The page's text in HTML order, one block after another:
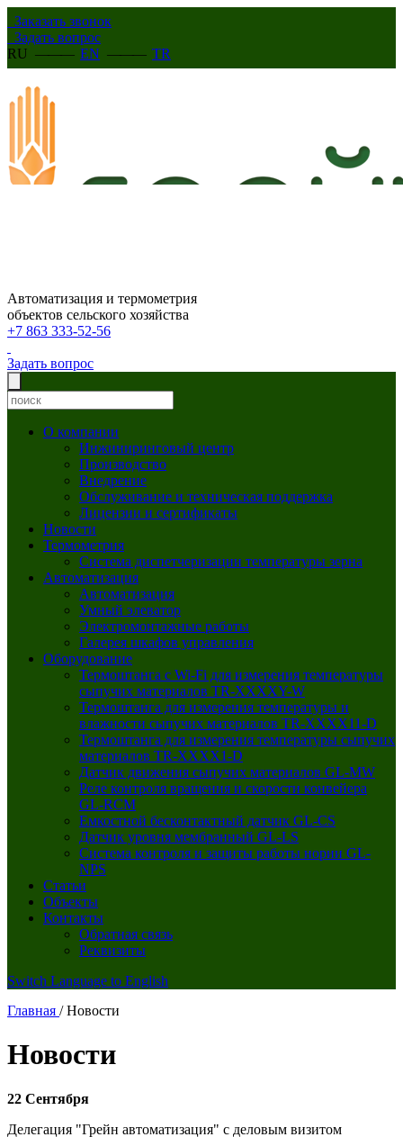
Заказать звонок
Задать вопрос
RU ——— EN ——— TR
Автоматизация и термометрия
объектов сельского хозяйства
+7 863 333-52-56
Задать вопрос
О компании
Инжиниринговый центр
Производство
Внедрение
Обслуживание и техническая поддержка
Лицензии и сертификаты
Новости
Термометрия
Система диспетчеризации температуры зерна
Автоматизация
Автоматизация
Умный элеватор
Электромонтажные работы
Галерея шкафов управления
Оборудование
Термоштанга с Wi-Fi для измерения температуры
сыпучих материалов TR-XXXXY-W
Термоштанга для измерения температуры и
влажности сыпучих материалов TR-XXXX11-D
Термоштанга для измерения температуры сыпучих
материалов TR-XXXX1-D
Датчик движения сыпучих материалов GL‑MW
Реле контроля вращения и скорости конвейера
GL‑RCM
Емкостной бесконтактный датчик GL-CS
Датчик уровня мембранный GL-LS
Система контроля и защиты работы нории GL-
NPS
Статьи
Объекты
Контакты
Обратная связь
Реквизиты
Switch Language to English
Главная /Новости
Новости
22 Сентября
Делегация "Грейн автоматизация" с деловым визитом